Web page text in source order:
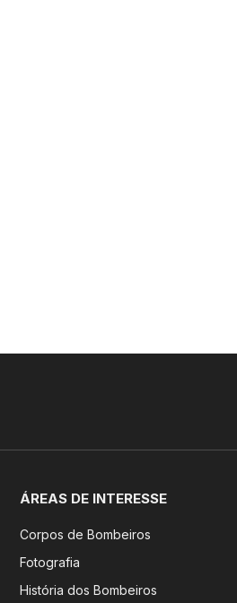
ÁREAS DE INTERESSE
Corpos de Bombeiros
Fotografia
História dos Bombeiros